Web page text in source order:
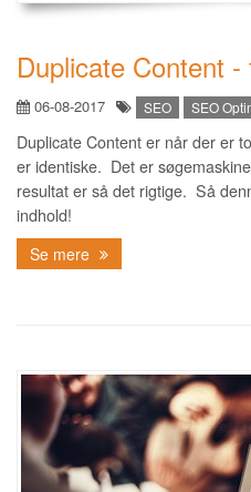
Duplicate Content
06-08-2017 SEO SEO
Duplicate Content er når der er
er identiske. Det er
resultat er så det rigtige. Så
indhold!
Se mere